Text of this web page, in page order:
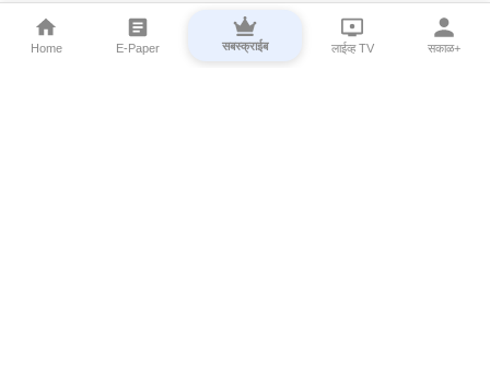
Home E-Paper सबस्क्राईब लाईव्ह TV सकाळ+